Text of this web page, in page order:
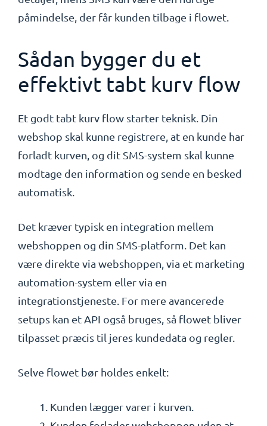
påmindelse, der får kunden tilbage i flowet.
Sådan bygger du et
effektivt tabt kurv flow
Et godt tabt kurv flow starter teknisk. Din
webshop skal kunne registrere, at en kunde har
forladt kurven, og dit SMS-system skal kunne
modtage den information og sende en besked
automatisk.
Det kræver typisk en integration mellem
webshoppen og din SMS-platform. Det kan
være direkte via webshoppen, via et marketing
automation-system eller via en
integrationstjeneste. For mere avancerede
setups kan et API også bruges, så flowet bliver
tilpasset præcis til jeres kundedata og regler.
Selve flowet bør holdes enkelt:
Kunden lægger varer i kurven.